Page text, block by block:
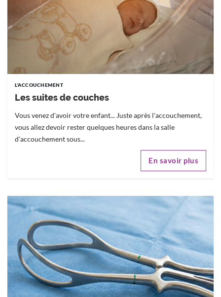
L'ACCOUCHEMENT
Les suites de couches
Vous venez d'avoir votre enfant... Juste après l'accouchement,
vous allez devoir rester quelques heures dans la salle
d'accouchement sous...
En savoir plus